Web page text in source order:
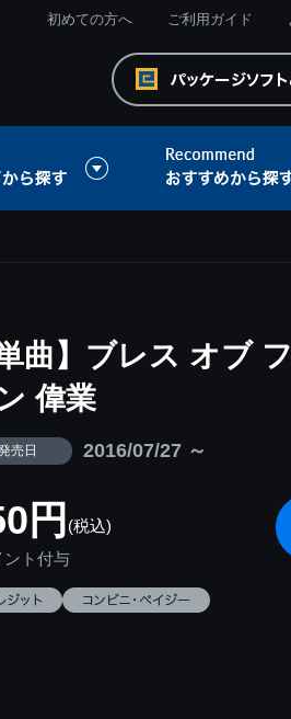
初めての方へ ご利用ガイド
単曲】ブレス オブ
偉業
売日 2016/07/27 ～
円 (税込)
ント付与